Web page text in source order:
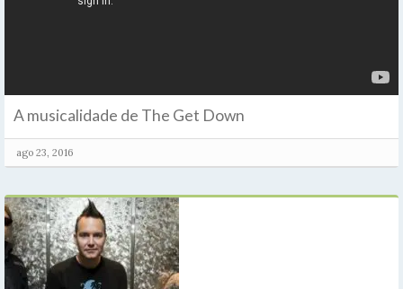
A musicalidade de The Get Down
ago 23, 2016